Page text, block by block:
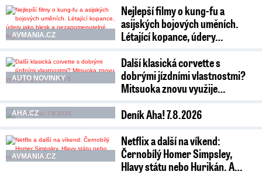
AVMANIA.CZ
Nejlepší filmy o kung-fu a
asijských bojových uměních.
Létající kopance, údery…
AUTO NOVINKY
Další klasická corvette s
dobrými jízdními vlastnostmi?
Mitsuoka znovu využije…
AHA.CZ Deník Aha! 7.8.2026
AVMANIA.CZ
Netflix a další na víkend:
Černobílý Homer Simpsley,
Hlavy státu nebo Hurikán. A…